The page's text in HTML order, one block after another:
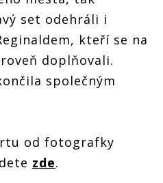
set odehráli i
kteří se na
doplňovali.
společným
od fotografky
zde.